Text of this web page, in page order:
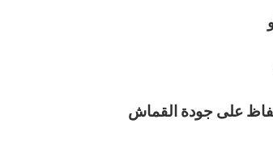
على جودة القماش